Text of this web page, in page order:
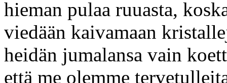
hieman pulaa ruuasta,
viedään kaivamaan
heidän jumalansa vain
että me olemme